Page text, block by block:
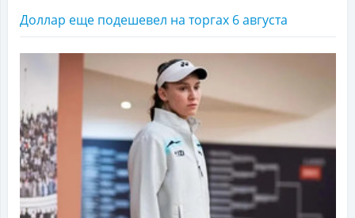
Доллар еще подешевел на торгах 6 августа